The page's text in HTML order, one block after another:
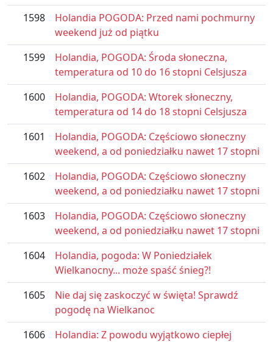
1598
Holandia POGODA: Przed nami pochmurny
weekend już od piątku
1599
Holandia, POGODA: Środa słoneczna,
temperatura od 10 do 16 stopni Celsjusza
1600
Holandia, POGODA: Wtorek słoneczny,
temperatura od 14 do 18 stopni Celsjusza
1601
Holandia, POGODA: Częściowo słoneczny
weekend, a od poniedziałku nawet 17 stopni
1602
Holandia, POGODA: Częściowo słoneczny
weekend, a od poniedziałku nawet 17 stopni
1603
Holandia, POGODA: Częściowo słoneczny
weekend, a od poniedziałku nawet 17 stopni
1604
Holandia, pogoda: W Poniedziałek
Wielkanocny... może spaść śnieg?!
1605
Nie daj się zaskoczyć w święta! Sprawdź
pogodę na Wielkanoc
1606
Holandia: Z powodu wyjątkowo ciepłej